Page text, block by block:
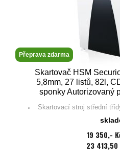
Přeprava zdarma
Skartovač HSM
5,8mm, 27 listů, 82l,
sponky Autorizovaný
Skartovací stroj střední
Záruka na stroj 60
Multifunkční
Systém úspory
Masivní nože umožňující
19 350,-
23 413,50